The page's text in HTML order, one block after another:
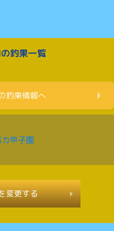
釣果一覧
釣果情報へ
変更する